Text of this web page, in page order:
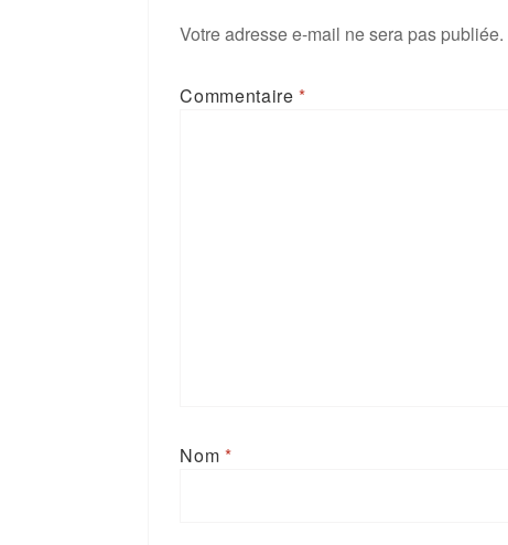
Votre adresse e-mail ne sera pas publiée.
Commentaire*
Nom*